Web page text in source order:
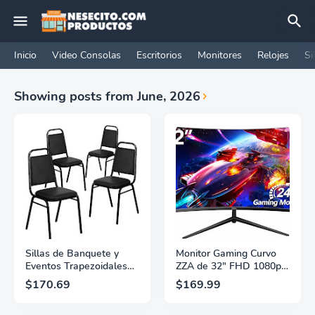
Inicio Video Consolas Escritorios Monitores Relojes
Showing posts from June, 2026
Sillas de Banquete y
Eventos Trapezoidales
de Vinilo de la Serie
Hercules de Flash
$170.69
Monitor Gaming Curvo
ZZA de 32" FHD 1080p
240Hz 1ms VA 1500R –
4000:1 Compatible con
$169.99